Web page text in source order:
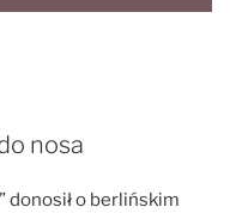
nosa
donosił o berlińskim